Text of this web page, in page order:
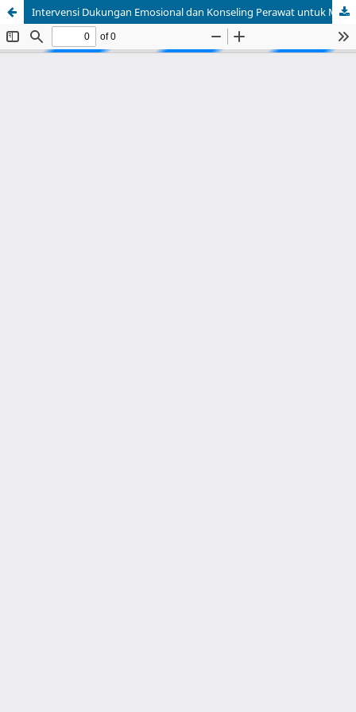
Intervensi Dukungan Emosional dan Konseling Perawat untuk Menurunkan Beban Psikologis Pasien Infertil yang Mengikuti Program Bayi Tabung